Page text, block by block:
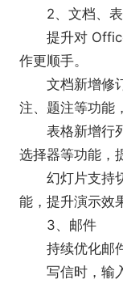
2、文档、表
提升对 Office
作更顺手。
文档新增修订
注、题注等功能
表格新增行列
选择器等功能，
幻灯片支持切
能，提升演示效
3、邮件
持续优化邮件
写信时，输入